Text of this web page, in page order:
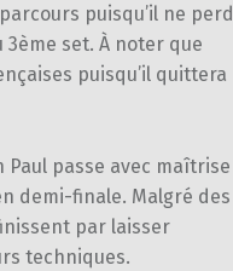
puisqu’il ne perd
3ème set. À noter que
puisqu’il quittera
passe avec maîtrise
demi-finale. Malgré des
par laisser
techniques.